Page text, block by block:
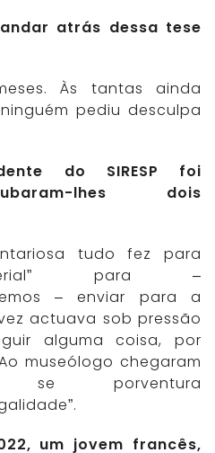
atrás dessa tese
Às tantas ainda
pediu desculpa
do SIRESP foi
lhes dois
tudo fez para
para –
– enviar para a
actuava sob pressão
alguma coisa, por
museólogo chegaram
porventura
um jovem francês,